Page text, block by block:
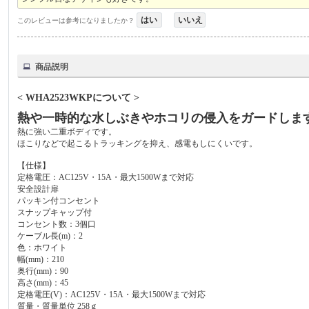
このレビューは参考になりましたか？ はい いいえ
商品説明
< WHA2523WKPについて >
熱や一時的な水しぶきやホコリの侵入をガードしま
熱に強い二重ボディです。
ほこりなどで起こるトラッキングを抑え、感電もしにくいです。
【仕様】
定格電圧：AC125V・15A・最大1500Wまで対応
安全設計扉
パッキン付コンセント
スナップキャップ付
コンセント数：3個口
ケーブル長(m)：2
色：ホワイト
幅(mm)：210
奥行(mm)：90
高さ(mm)：45
定格電圧(V)：AC125V・15A・最大1500Wまで対応
質量・質量単位 258ｇ